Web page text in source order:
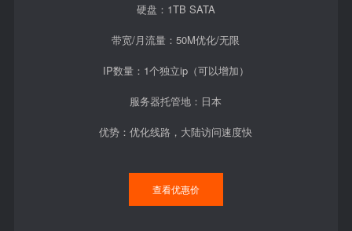
硬盘：1TB SATA
带宽/月流量：50M优化/无限
IP数量：1个独立ip（可以增加）
服务器托管地：日本
优势：优化线路，大陆访问速度快
查看优惠价